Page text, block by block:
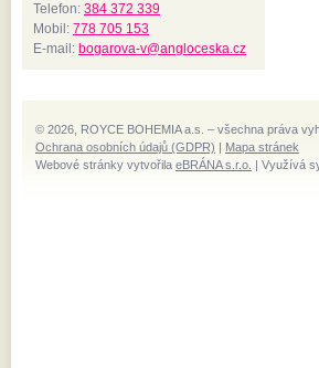
Telefon: 384 372 339
Mobil: 778 705 153
E-mail: bogarova-v@angloceska.cz
© 2026, ROYCE BOHEMIA a.s. – všechna práva
Ochrana osobních údajů (GDPR) | Mapa stránek
Webové stránky vytvořila eBRÁNA s.r.o. | Využívá